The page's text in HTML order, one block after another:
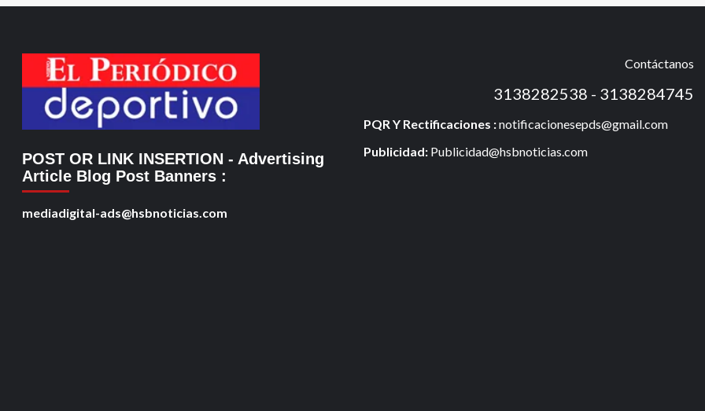
POST OR LINK INSERTION - Advertising
Article Blog Post Banners :
mediadigital-ads@hsbnoticias.com
Contáctanos
3138282538 - 3138284745
PQR Y Rectificaciones :notificacionesepds@gmail.com
Publicidad: Publicidad@hsbnoticias.com